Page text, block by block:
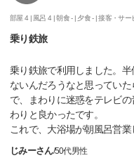
部屋 4 | 風呂 4 |朝食 - | 夕食 - |接客・サー
乗り鉄旅
乗り鉄旅で利用しました。
ないんだろうなと思ってい
で、まわりに迷惑をテレビの
わりと良かったです。
これで、大浴場が朝風呂営
じみーさん/50代男性